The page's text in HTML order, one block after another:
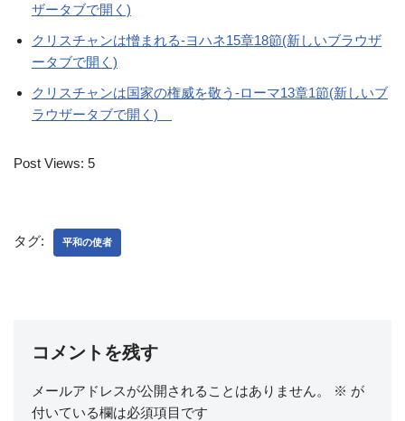
ザータブで開く)
クリスチャンは憎まれる-ヨハネ15章18節(新しいブラウザ
ータブで開く)
クリスチャンは国家の権威を敬う-ローマ13章1節(新しいブ
ラウザータブで開く)
Post Views: 5
タグ: 平和の使者
コメントを残す
メールアドレスが公開されることはありません。 ※ が
付いている欄は必須項目です